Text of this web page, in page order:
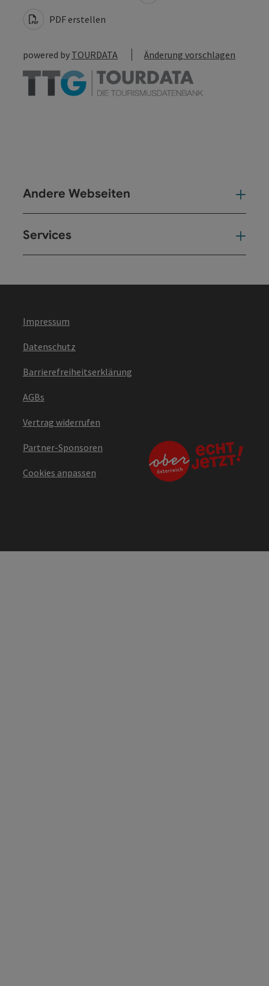
PDF erstellen
powered by TOURDATA Änderung vorschlagen
Andere Webseiten
Services
Impressum
Datenschutz
Barrierefreiheitserklärung
AGBs
Vertrag widerrufen
Partner-Sponsoren
Cookies anpassen